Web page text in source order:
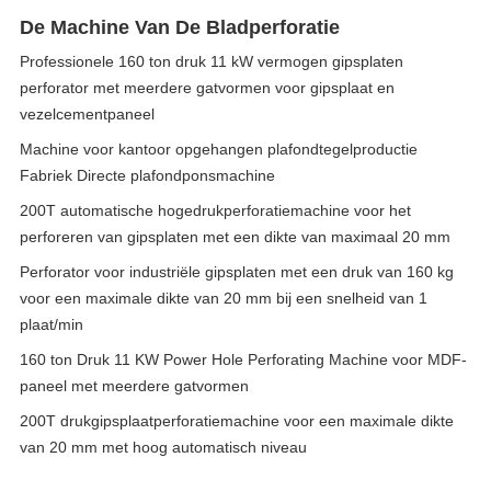
De Machine Van De Bladperforatie
Professionele 160 ton druk 11 kW vermogen gipsplaten
perforator met meerdere gatvormen voor gipsplaat en
vezelcementpaneel
Machine voor kantoor opgehangen plafondtegelproductie
Fabriek Directe plafondponsmachine
200T automatische hogedrukperforatiemachine voor het
perforeren van gipsplaten met een dikte van maximaal 20 mm
Perforator voor industriële gipsplaten met een druk van 160 kg
voor een maximale dikte van 20 mm bij een snelheid van 1
plaat/min
160 ton Druk 11 KW Power Hole Perforating Machine voor MDF-
paneel met meerdere gatvormen
200T drukgipsplaatperforatiemachine voor een maximale dikte
van 20 mm met hoog automatisch niveau